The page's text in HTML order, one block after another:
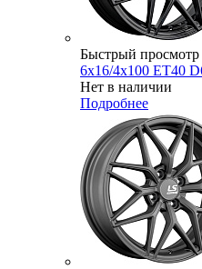
Быстрый просмотр
6x16/4x100 ET40
Нет в наличии
Подробнее